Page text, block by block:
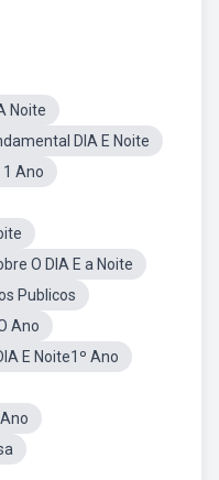
Noite
DIA E Noite
1 Ano
O DIA E a Noite
Publicos
Ano
E Noite1º Ano